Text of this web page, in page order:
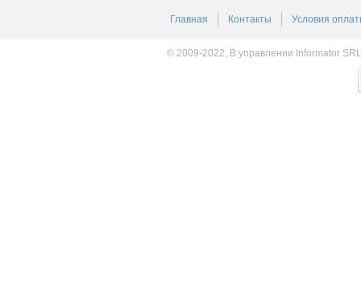
Главная Контакты Условия
© 2009-2022, В управлении Informator SRL